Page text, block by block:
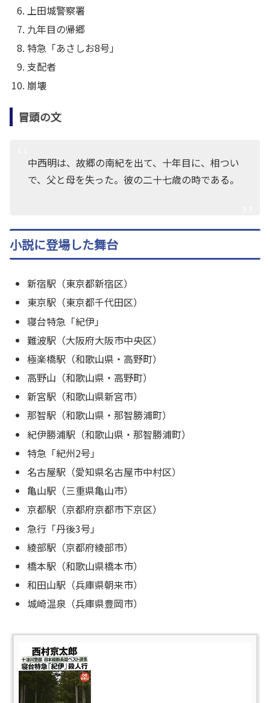
上田城警察署
九年目の帰郷
特急「あさしお8号」
支配者
崩壊
冒頭の文
中西明は、故郷の南紀を出て、十年目に、相つい
で、父と母を失った。彼の二十七歳の時である。
小説に登場した舞台
新宿駅（東京都新宿区）
東京駅（東京都千代田区）
寝台特急「紀伊」
難波駅（大阪府大阪市中央区）
極楽橋駅（和歌山県・高野町）
高野山（和歌山県・高野町）
新宮駅（和歌山県新宮市）
那智駅（和歌山県・那智勝浦町）
紀伊勝浦駅（和歌山県・那智勝浦町）
特急「紀州2号」
名古屋駅（愛知県名古屋市中村区）
亀山駅（三重県亀山市）
京都駅（京都府京都市下京区）
急行「丹後3号」
綾部駅（京都府綾部市）
橋本駅（和歌山県橋本市）
和田山駅（兵庫県朝来市）
城崎温泉（兵庫県豊岡市）